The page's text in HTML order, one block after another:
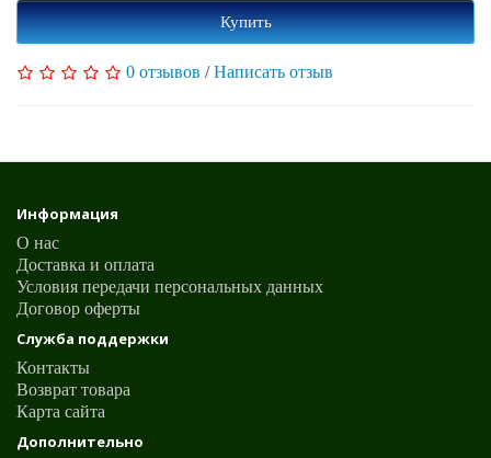
Купить
0 отзывов /Написать отзыв
Информация
О нас
Доставка и оплата
Условия передачи персональных данных
Договор оферты
Служба поддержки
Контакты
Возврат товара
Карта сайта
Дополнительно